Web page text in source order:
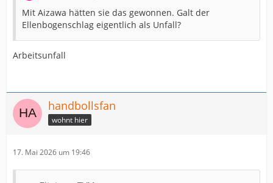
Mit Aizawa hätten sie das gewonnen. Galt der
Ellenbogenschlag eigentlich als Unfall?
Arbeitsunfall
handbollsfan
wohnt hier
17. Mai 2026 um 19:46